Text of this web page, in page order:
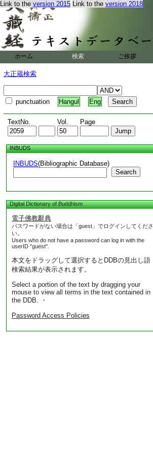
Link to the version 2015 Link to the version 2018
ホーム 検索 ご挨拶
大正蔵検索
punctuation Hangul Eng
TextNo. Vol. Page
INBUDS
INBUDS(Bibliographic Database)
Search
Digital Dictionary of Buddhism
電子佛教辭典
パスワードがない場合は「guest」でログインしてくださ
い。
Users who do not have a password can log in with the
userID "guest".
本文をドラッグして選択するとDDBの見出し語
検索結果が表示されます。
Select a portion of the text by dragging your
mouse to view all terms in the text contained in
the DDB. ・
Password Access Policies